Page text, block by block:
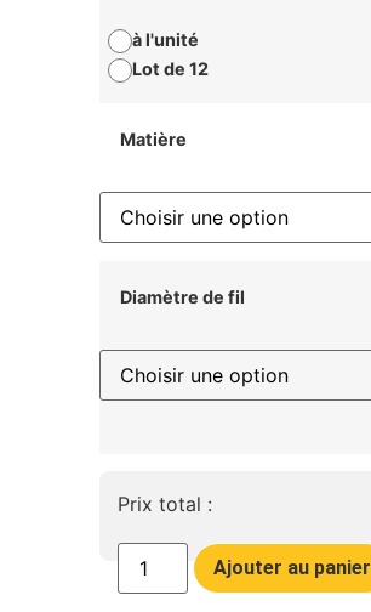
à l'unité
Lot de 12
Matière
Diamètre de fil
Prix total :
Ajouter au panier